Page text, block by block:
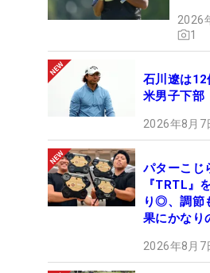
2026
1
石川遼は
米男子下部
2026年8月7
パターこじ
『TRTL』
り◎、調節
果にかなり
2026年8月7